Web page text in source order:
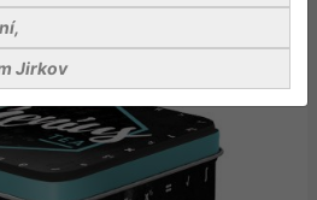
Tea
Jirkov